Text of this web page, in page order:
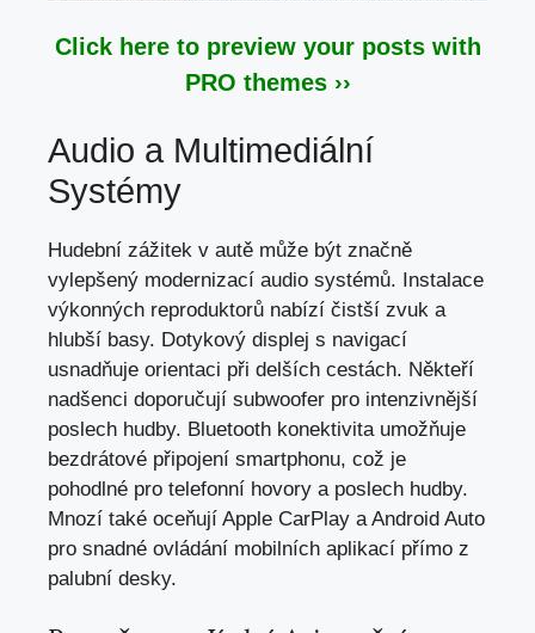
Click here to preview your posts with
PRO themes ››
Audio a Multimediální
Systémy
Hudební zážitek v autě může být značně
vylepšený modernizací audio systémů. Instalace
výkonných reproduktorů nabízí čistší zvuk a
hlubší basy. Dotykový displej s navigací
usnadňuje orientaci při delších cestách. Někteří
nadšenci doporučují subwoofer pro intenzivnější
poslech hudby. Bluetooth konektivita umožňuje
bezdrátové připojení smartphonu, což je
pohodlné pro telefonní hovory a poslech hudby.
Mnozí také oceňují Apple CarPlay a Android Auto
pro snadné ovládání mobilních aplikací přímo z
palubní desky.